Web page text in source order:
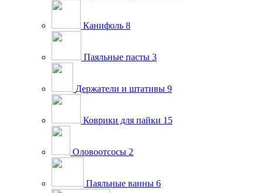
Канифоль 8
Паяльные пасты 3
Держатели и штативы 9
Коврики для пайки 15
Оловоотсосы 2
Паяльные ванны 6